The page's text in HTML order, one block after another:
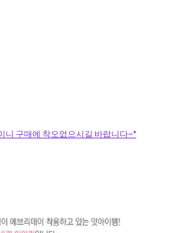
니 구매에 착오없으시길 바랍니다~*